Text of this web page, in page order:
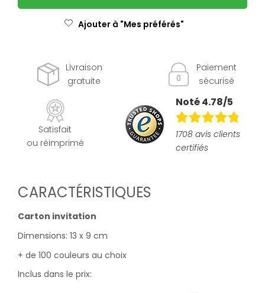
Ajouter à "Mes préférés"
Livraison
gratuite
Paiement
sécurisé
Satisfait
ou réimprimé
Noté 4.78/5
1708 avis clients
certifiés
CARACTÉRISTIQUES
Carton invitation
Dimensions: 13 x 9 cm
+ de 100 couleurs au choix
Inclus dans le prix: